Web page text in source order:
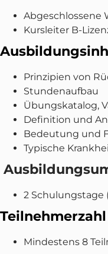
Abgeschlossene
Kursleiter B-
Prinzipien von
Stundenaufbau
Übungskatalog,
Definition und
Bedeutung und
Typische
2 Schulungstage
Teilnehmerzahl
Mindestens 8